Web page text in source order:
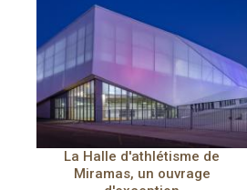
La Halle d'athlétisme de
Miramas, un ouvrage